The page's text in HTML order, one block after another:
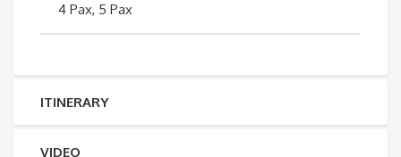
4 Pax, 5 Pax
ITINERARY
VIDEO